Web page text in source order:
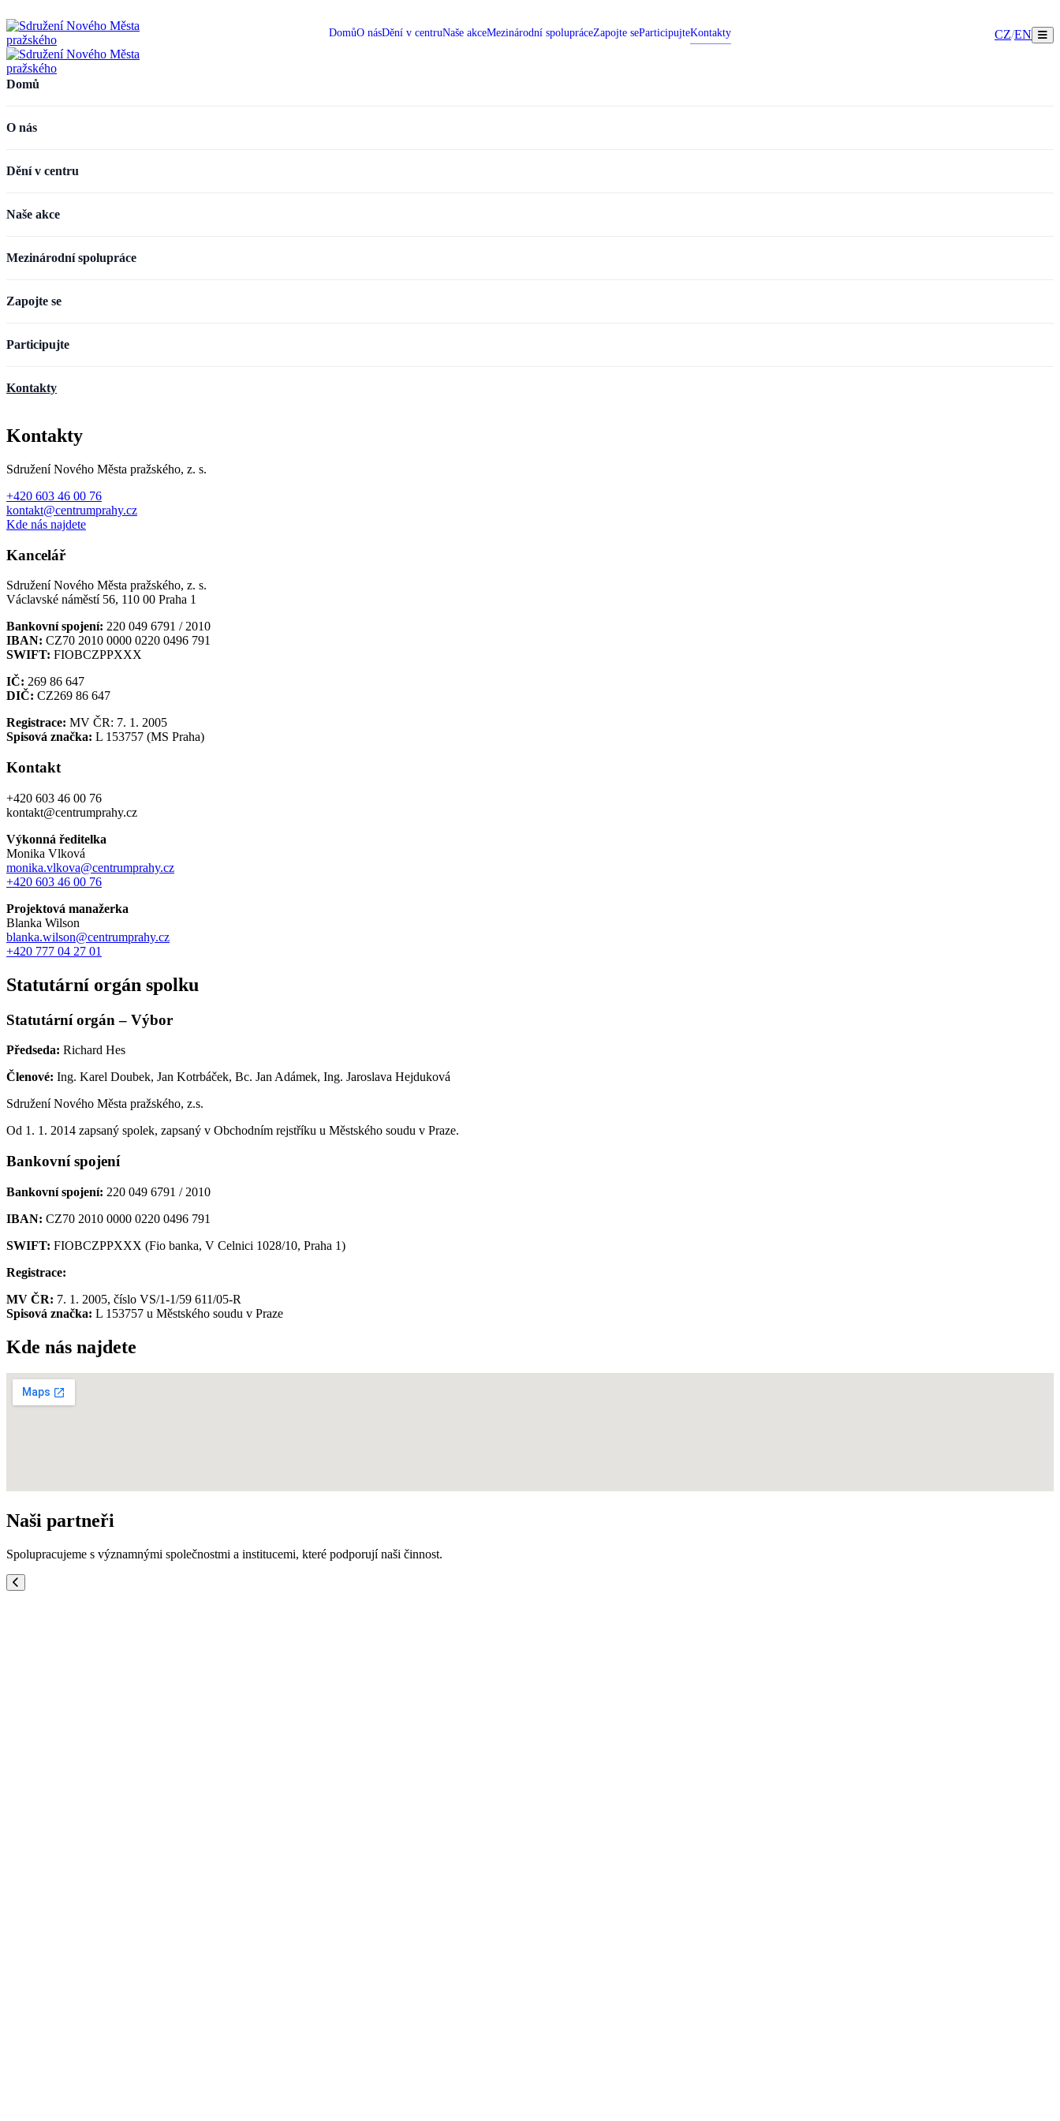
DomůO násDění v centruNaše akceMezinárodní spolupráceZapojte seParticipujteKontakty CZ/EN
Domů
O nás
Dění v centru
Naše akce
Mezinárodní spolupráce
Zapojte se
Participujte
Kontakty
Kontakty
Sdružení Nového Města pražského, z. s.
+420 603 46 00 76
kontakt@centrumprahy.cz
Kde nás najdete
Kancelář
Sdružení Nového Města pražského, z. s.
Václavské náměstí 56, 110 00 Praha 1
Bankovní spojení: 220 049 6791 / 2010
IBAN: CZ70 2010 0000 0220 0496 791
SWIFT: FIOBCZPPXXX
IČ: 269 86 647
DIČ: CZ269 86 647
Registrace: MV ČR: 7. 1. 2005
Spisová značka: L 153757 (MS Praha)
Kontakt
+420 603 46 00 76
kontakt@centrumprahy.cz
Výkonná ředitelka
Monika Vlková
monika.vlkova@centrumprahy.cz
+420 603 46 00 76
Projektová manažerka
Blanka Wilson
blanka.wilson@centrumprahy.cz
+420 777 04 27 01
Statutární orgán spolku
Statutární orgán – Výbor
Předseda: Richard Hes
Členové: Ing. Karel Doubek, Jan Kotrbáček, Bc. Jan Adámek, Ing. Jaroslava Hejduková
Sdružení Nového Města pražského, z.s.
Od 1. 1. 2014 zapsaný spolek, zapsaný v Obchodním rejstříku u Městského soudu v Praze.
Bankovní spojení
Bankovní spojení: 220 049 6791 / 2010
IBAN: CZ70 2010 0000 0220 0496 791
SWIFT: FIOBCZPPXXX (Fio banka, V Celnici 1028/10, Praha 1)
Registrace:
MV ČR: 7. 1. 2005, číslo VS/1-1/59 611/05-R
Spisová značka: L 153757 u Městského soudu v Praze
Kde nás najdete
Naši partneři
Spolupracujeme s významnými společnostmi a institucemi, které podporují naši činnost.